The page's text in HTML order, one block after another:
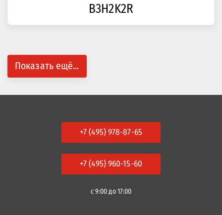
B3H2K2R
Показать ещё...
+7 (495) 978-87-65
+7 (495) 960-15-60
с 9:00 до 17:00